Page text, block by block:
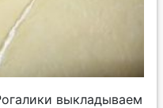
выкладываем